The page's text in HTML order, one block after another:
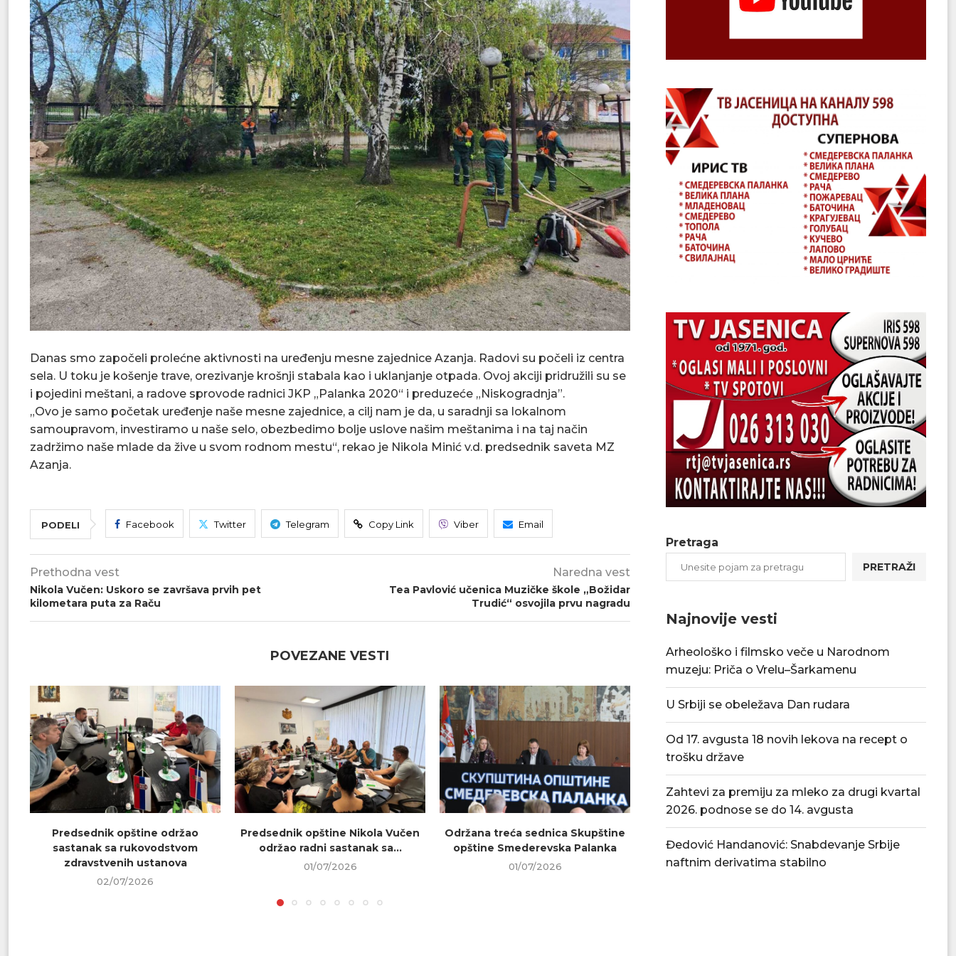
Danas smo započeli prolećne aktivnosti na uređenju mesne zajednice Azanja. Radovi su počeli iz centra
sela. U toku je košenje trave, orezivanje krošnji stabala kao i uklanjanje otpada. Ovoj akciji pridružili su se
i pojedini meštani, a radove sprovode radnici JKP „Palanka 2020“ i preduzeće „Niskogradnja”.
„Ovo je samo početak uređenje naše mesne zajednice, a cilj nam je da, u saradnji sa lokalnom
samoupravom, investiramo u naše selo, obezbedimo bolje uslove našim meštanima i na taj način
zadržimo naše mlade da žive u svom rodnom mestu“, rekao je Nikola Minić v.d. predsednik saveta MZ
Azanja.
PODELI Facebook Twitter Telegram Copy Link Viber Email
Prethodna vest
Nikola Vučen: Uskoro se završava prvih pet
kilometara puta za Raču
Naredna vest
Tea Pavlović učenica Muzičke škole „Božidar
Trudić“ osvojila prvu nagradu
POVEZANE VESTI
Predsednik opštine održao
sastanak sa rukovodstvom
zdravstvenih ustanova
02/07/2026
Predsednik opštine Nikola Vučen
održao radni sastanak sa...
01/07/2026
Održana treća sednica Skupštine
opštine Smederevska Palanka
01/07/2026
Palanka prisustvovao obeležavanju
Dana opštine...
Pretraga
PRETRAŽI
Najnovije vesti
Arheološko i filmsko veče u Narodnom
muzeju: Priča o Vrelu–Šarkamenu
U Srbiji se obeležava Dan rudara
Od 17. avgusta 18 novih lekova na recept o
trošku države
Zahtevi za premiju za mleko za drugi kvartal
2026. podnose se do 14. avgusta
Đedović Handanović: Snabdevanje Srbije
naftnim derivatima stabilno